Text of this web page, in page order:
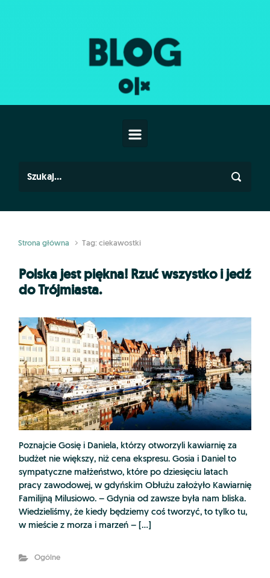
Strona główna Tag: ciekawostki
Polska jest piękna! Rzuć wszystko i jedź
do Trójmiasta.
Poznajcie Gosię i Daniela, którzy otworzyli kawiarnię za
budżet nie większy, niż cena ekspresu. Gosia i Daniel to
sympatyczne małżeństwo, które po dziesięciu latach
pracy zawodowej, w gdyńskim Obłużu założyło Kawiarnię
Familijną Milusiowo. – Gdynia od zawsze była nam bliska.
Wiedzieliśmy, że kiedy będziemy coś tworzyć, to tylko tu,
w mieście z morza i marzeń – […]
Ogólne